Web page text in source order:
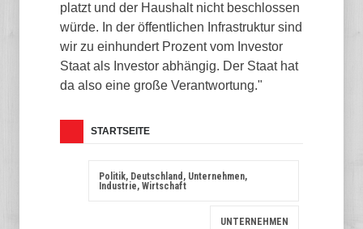
platzt und der Haushalt nicht beschlossen
würde. In der öffentlichen Infrastruktur sind
wir zu einhundert Prozent vom Investor
Staat als Investor abhängig. Der Staat hat
da also eine große Verantwortung."
STARTSEITE
Politik, Deutschland, Unternehmen,
Industrie, Wirtschaft
UNTERNEHMEN